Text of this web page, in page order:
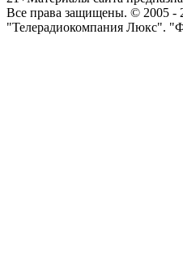
Все права защищены. © 2005 -
"Телерадиокомпания Люкс".